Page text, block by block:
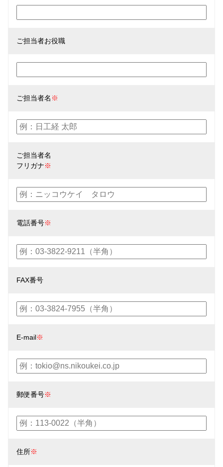
ご担当者お役職
ご担当者名 ※
ご担当者名
フリガナ※
電話番号※
FAX番号
E-mail※
郵便番号※
住所※